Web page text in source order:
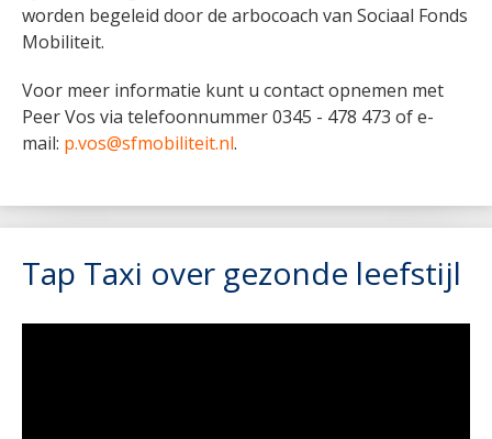
worden begeleid door de arbocoach van Sociaal Fonds
Mobiliteit.
Voor meer informatie kunt u contact opnemen met
Peer Vos via telefoonnummer 0345 - 478 473 of e-
mail: p.vos@sfmobiliteit.nl.
Tap Taxi over gezonde leefstijl